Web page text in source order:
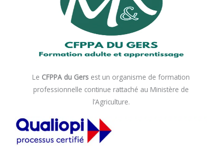
Le CFPPA du Gers est un organisme de formation
professionnelle continue rattaché au Ministère de
l’Agriculture.